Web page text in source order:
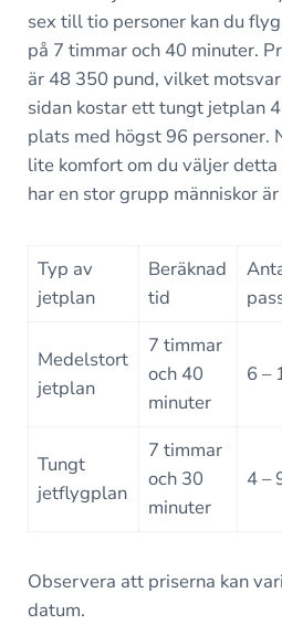
sex till tio personer kan du
på 7 timmar och 40 minuter.
är 48 350 pund, vilket
sidan kostar ett tungt jetplan
plats med högst 96 personer.
lite komfort om du väljer
har en stor grupp människor
Typ av
jetplan
Beräknad
tid
Medelstort
jetplan
7 timmar
och 40
minuter
6 –
Tungt
jetflygplan
7 timmar
och 30
minuter
4 –
Observera att priserna kan
datum.